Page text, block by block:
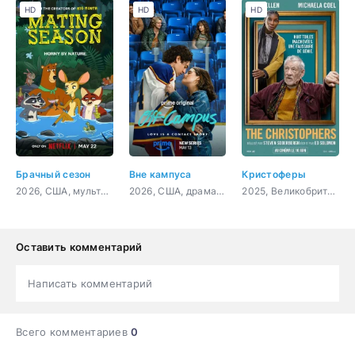
Брачный сезон
2026, США, мультфильм, мелодрама, комедия
HD
Вне кампуса
2026, США, драма, мелодрама, спорт
HD
Кристоферы
2025, Великобритания, США, драма, комедия
HD
Оставить комментарий
Написать комментарий
Всего комментариев0